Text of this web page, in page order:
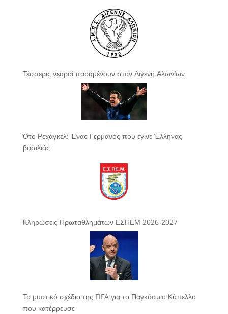
Τέσσερις νεαροί παραμένουν στον Διγενή Αλωνίων
Ότο Ρεχάγκελ: Ένας Γερμανός που έγινε Έλληνας
βασιλιάς
Κληρώσεις Πρωταθλημάτων ΕΣΠΕΜ 2026-2027
Το μυστικό σχέδιο της FIFA για το Παγκόσμιο Κύπελλο
που κατέρρευσε